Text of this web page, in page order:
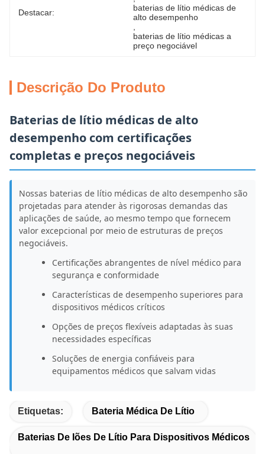
Destacar:
baterias de lítio médicas de
alto desempenho
baterias de lítio médicas a
preço negociável
Descrição Do Produto
Baterias de lítio médicas de alto
desempenho com certificações
completas e preços negociáveis
Nossas baterias de lítio médicas de alto desempenho são
projetadas para atender às rigorosas demandas das
aplicações de saúde, ao mesmo tempo que fornecem
valor excepcional por meio de estruturas de preços
negociáveis.
Certificações abrangentes de nível médico para
segurança e conformidade
Características de desempenho superiores para
dispositivos médicos críticos
Opções de preços flexíveis adaptadas às suas
necessidades específicas
Soluções de energia confiáveis ​​para
equipamentos médicos que salvam vidas
Etiquetas: Bateria Médica De Lítio
Baterias De Iões De Lítio Para Dispositivos Médicos